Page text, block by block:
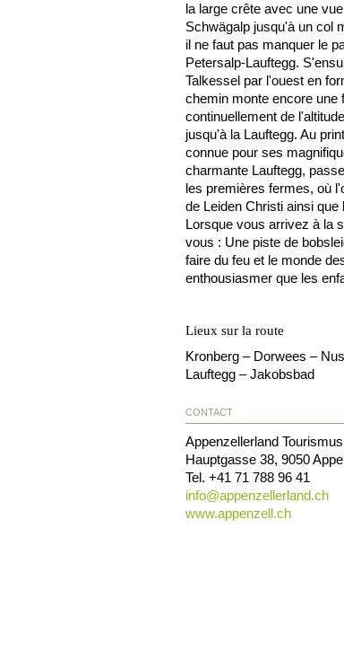
la large crête avec une
Schwägalp jusqu'à un col
il ne faut pas manquer le
Petersalp-Lauftegg.
Talkessel par l'ouest en
chemin monte encore une
continuellement de
jusqu'à la Lauftegg. Au
connue pour ses
charmante Lauftegg,
les premières fermes, où
de Leiden Christi ainsi que
Lorsque vous arrivez à la
vous : Une piste de
faire du feu et le monde
enthousiasmer que les
Lieux sur la route
Kronberg – Dorwees –
Lauftegg – Jakobsbad
CONTACT
Appenzellerland Tourismus
Hauptgasse 38, 9050
Tel. +41 71 788 96 41
info@appenzellerland.ch
www.appenzell.ch